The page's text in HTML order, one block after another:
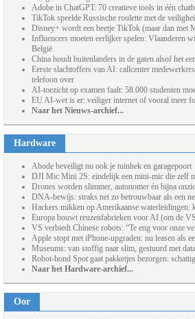
Adobe in ChatGPT: 70 creatieve tools in één
TikTok speelde Russische roulette met de
Disney+ wordt een beetje TikTok (maar dan met
Influencers moeten eerlijker spelen: Vlaanderen
België
China houdt buitenlanders in de gaten alsof het
Eerste slachtoffers van AI: callcenter
telefoon over
AI-toezicht op examen faalt: 58.000 studenten
EU AI-wet is er: veiliger internet of vooral meer
Naar het Nieuws-archief...
Hardware
Abode beveiligt nu ook je tuinhek en garagepoort
DJI Mic Mini 2S: eindelijk een mini-mic die zelf
Drones worden slimmer, autonomer én bijna
DNA-bewijs: straks net zo betrouwbaar als een
Hackers mikken op Amerikaanse waterleidingen:
Europa bouwt reuzenfabrieken voor AI (om de
VS verbiedt Chinese robots: “Te eng voor onze
Apple stopt met iPhone-upgraden: nu leasen als
Museums: van stoffig naar slim, gestuurd met data
Robot-hond Spot gaat pakketjes bezorgen:
Naar het Hardware-archief...
Oor